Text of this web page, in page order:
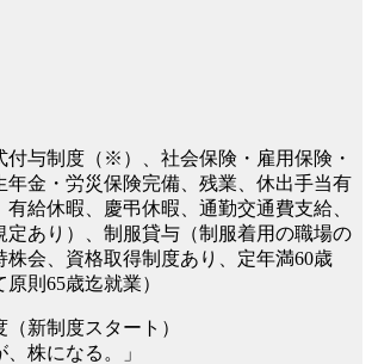
付与制度（※）、社会保険・雇用保険・
年金・労災保険完備、残業、休出手当有
有給休暇、慶弔休暇、通勤交通費支給、
あり）、制服貸与（制服着用の職場の
株会、資格取得制度あり、定年満60歳
原則65歳迄就業）
新制度スタート）
、株になる。」